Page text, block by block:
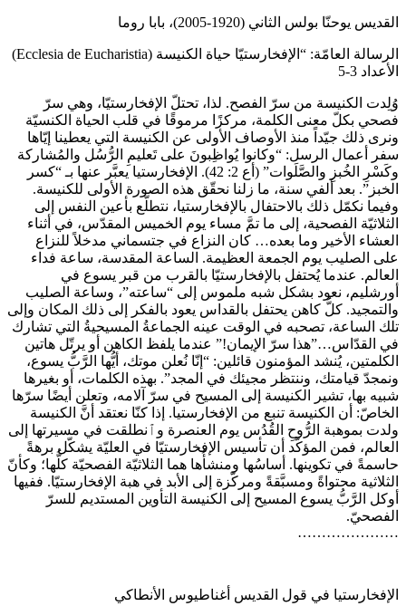
القديس يوحنّا بولس الثاني (1920-2005)، بابا روما
الرسالة العامّة: “الإفخارستيّا حياة الكنيسة (Ecclesia de Eucharistia)
الأعداد 3-5
وُلِدت الكنيسة من سرّ الفصح. لذا، تحتلّ الإفخارستيّا، وهي سرّ
فصحي بكلّ معنى الكلمة، مركزًا مرموقًا في قلب الحياة الكنسيّة
ونرى ذلك جيّداً منذ الأوصاف الأولى عن الكنيسة التي يعطينا إيّاها
سفر أعمال الرسل: “وكانوا يُواظِبونَ على تَعليمِ الرُّسُل والمُشاركة
وكَسْرِ الخُبزِ والصَّلَوات” (أع 2: 42). الإفخارستيا يعبَّر عنها بـ “كسر
الخبز”. بعد ألفي سنة، ما زلنا نحقّق هذه الصورة الأولى للكنيسة.
وفيما نكمّل ذلك بالاحتفال بالإفخارستيا، نتطلّع بأعين النفس إلى
الثلاثيّة الفصحية، إلى ما تمَّ مساء يوم الخميس المقدّس، في أثناء
العشاء الأخير وما بعده… كان النزاع في جتسماني مدخلاً للنزاع
على الصليب يوم الجمعة العظيمة. الساعة المقدسة، ساعة فداء
العالم. عندما يُحتفل بالإفخارستيّا بالقرب من قبر يسوع في
أورشليم، نعود بشكل شبه ملموس إلى “ساعته”، وساعة الصليب
والتمجيد. كلُّ كاهن يحتفل بالقداس يعود بالفكر إلى ذلك المكان وإلى
تلك الساعة، تصحبه في الوقت عينه الجماعةُ المسيحيةُ التي تشارك
في القدّاس…”هذا سرّ الإيمان!” عندما يلفظ الكاهن أو يرتّل هاتين
الكلمتين، يُنشد المؤمنون قائلين: “إنّا نُعلن موتك، أيُّها الرَّبُّ يسوع،
ونمجدّ قيامتك، وننتظر مجيئك في المجد”. بهذه الكلمات، أو بغيرها
شبيه بها، تشير الكنيسة إلى المسيح في سرّ آلامه، وتعلن أيضًا سرّها
الخاصّ: أن الكنيسة تنبع من الإفخارستيا. إذا كنّا نعتقد أنَّ الكنيسة
ولدت بموهبة الرُّوحِ القُدُس يوم العنصرة وٱنطلقت في مسيرتها إلى
العالم، فمن المؤكّد أن تأسيس الإفخارستيّا في العليّة يشكّل برهةً
حاسمةً في تكوينها. أساسُها ومنشأُها هما الثلاثيّة الفصحيّة كلُّها؛ وكأنّ
الثلاثية محتواةً ومسبَّقةً ومركّزة إلى الأبد في هبة الإفخارستيّا. ففيها
أوكل الرَّبُّ يسوع المسيح إلى الكنيسة التأوين المستديم للسرّ
الفصحيّ.
…………………
الإفخارستيا في قول القديس أغناطيوس الأنطاكي